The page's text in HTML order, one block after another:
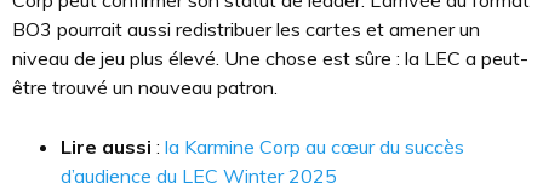
BO3 pourrait aussi redistribuer les cartes et amener un
niveau de jeu plus élevé. Une chose est sûre : la LEC a peut-
être trouvé un nouveau patron.
Lire aussi : la Karmine Corp au cœur du succès
d’audience du LEC Winter 2025